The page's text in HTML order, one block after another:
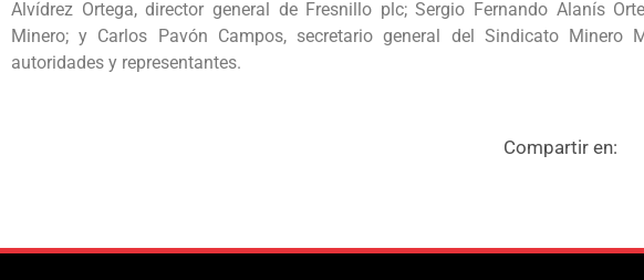
Alvídrez Ortega, director general de Fresnillo plc; Sergio Fernando Alanís
Minero; y Carlos Pavón Campos, secretario general del Sindicato Minero
autoridades y representantes.
Compartir en: